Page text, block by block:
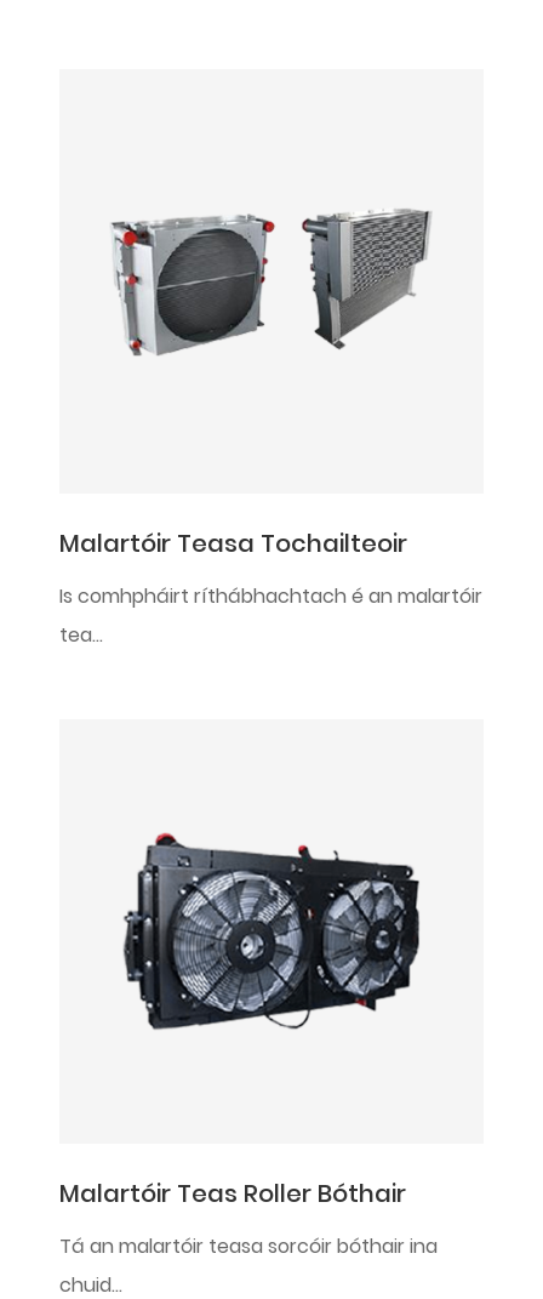
Malartóir Teasa Tochailteoir
Is comhpháirt ríthábhachtach é an malartóir
tea...
Malartóir Teas Roller Bóthair
Tá an malartóir teasa sorcóir bóthair ina
chuid...